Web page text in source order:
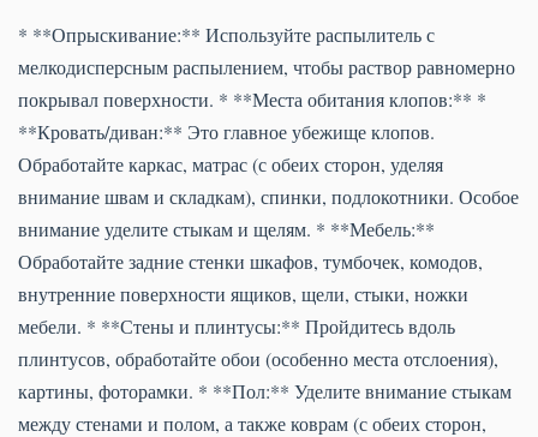
* **Опрыскивание:** Используйте распылитель с
мелкодисперсным распылением, чтобы раствор равномерно
покрывал поверхности. * **Места обитания клопов:** *
**Кровать/диван:** Это главное убежище клопов.
Обработайте каркас, матрас (с обеих сторон, уделяя
внимание швам и складкам), спинки, подлокотники. Особое
внимание уделите стыкам и щелям. * **Мебель:**
Обработайте задние стенки шкафов, тумбочек, комодов,
внутренние поверхности ящиков, щели, стыки, ножки
мебели. * **Стены и плинтусы:** Пройдитесь вдоль
плинтусов, обработайте обои (особенно места отслоения),
картины, фоторамки. * **Пол:** Уделите внимание стыкам
между стенами и полом, а также коврам (с обеих сторон,